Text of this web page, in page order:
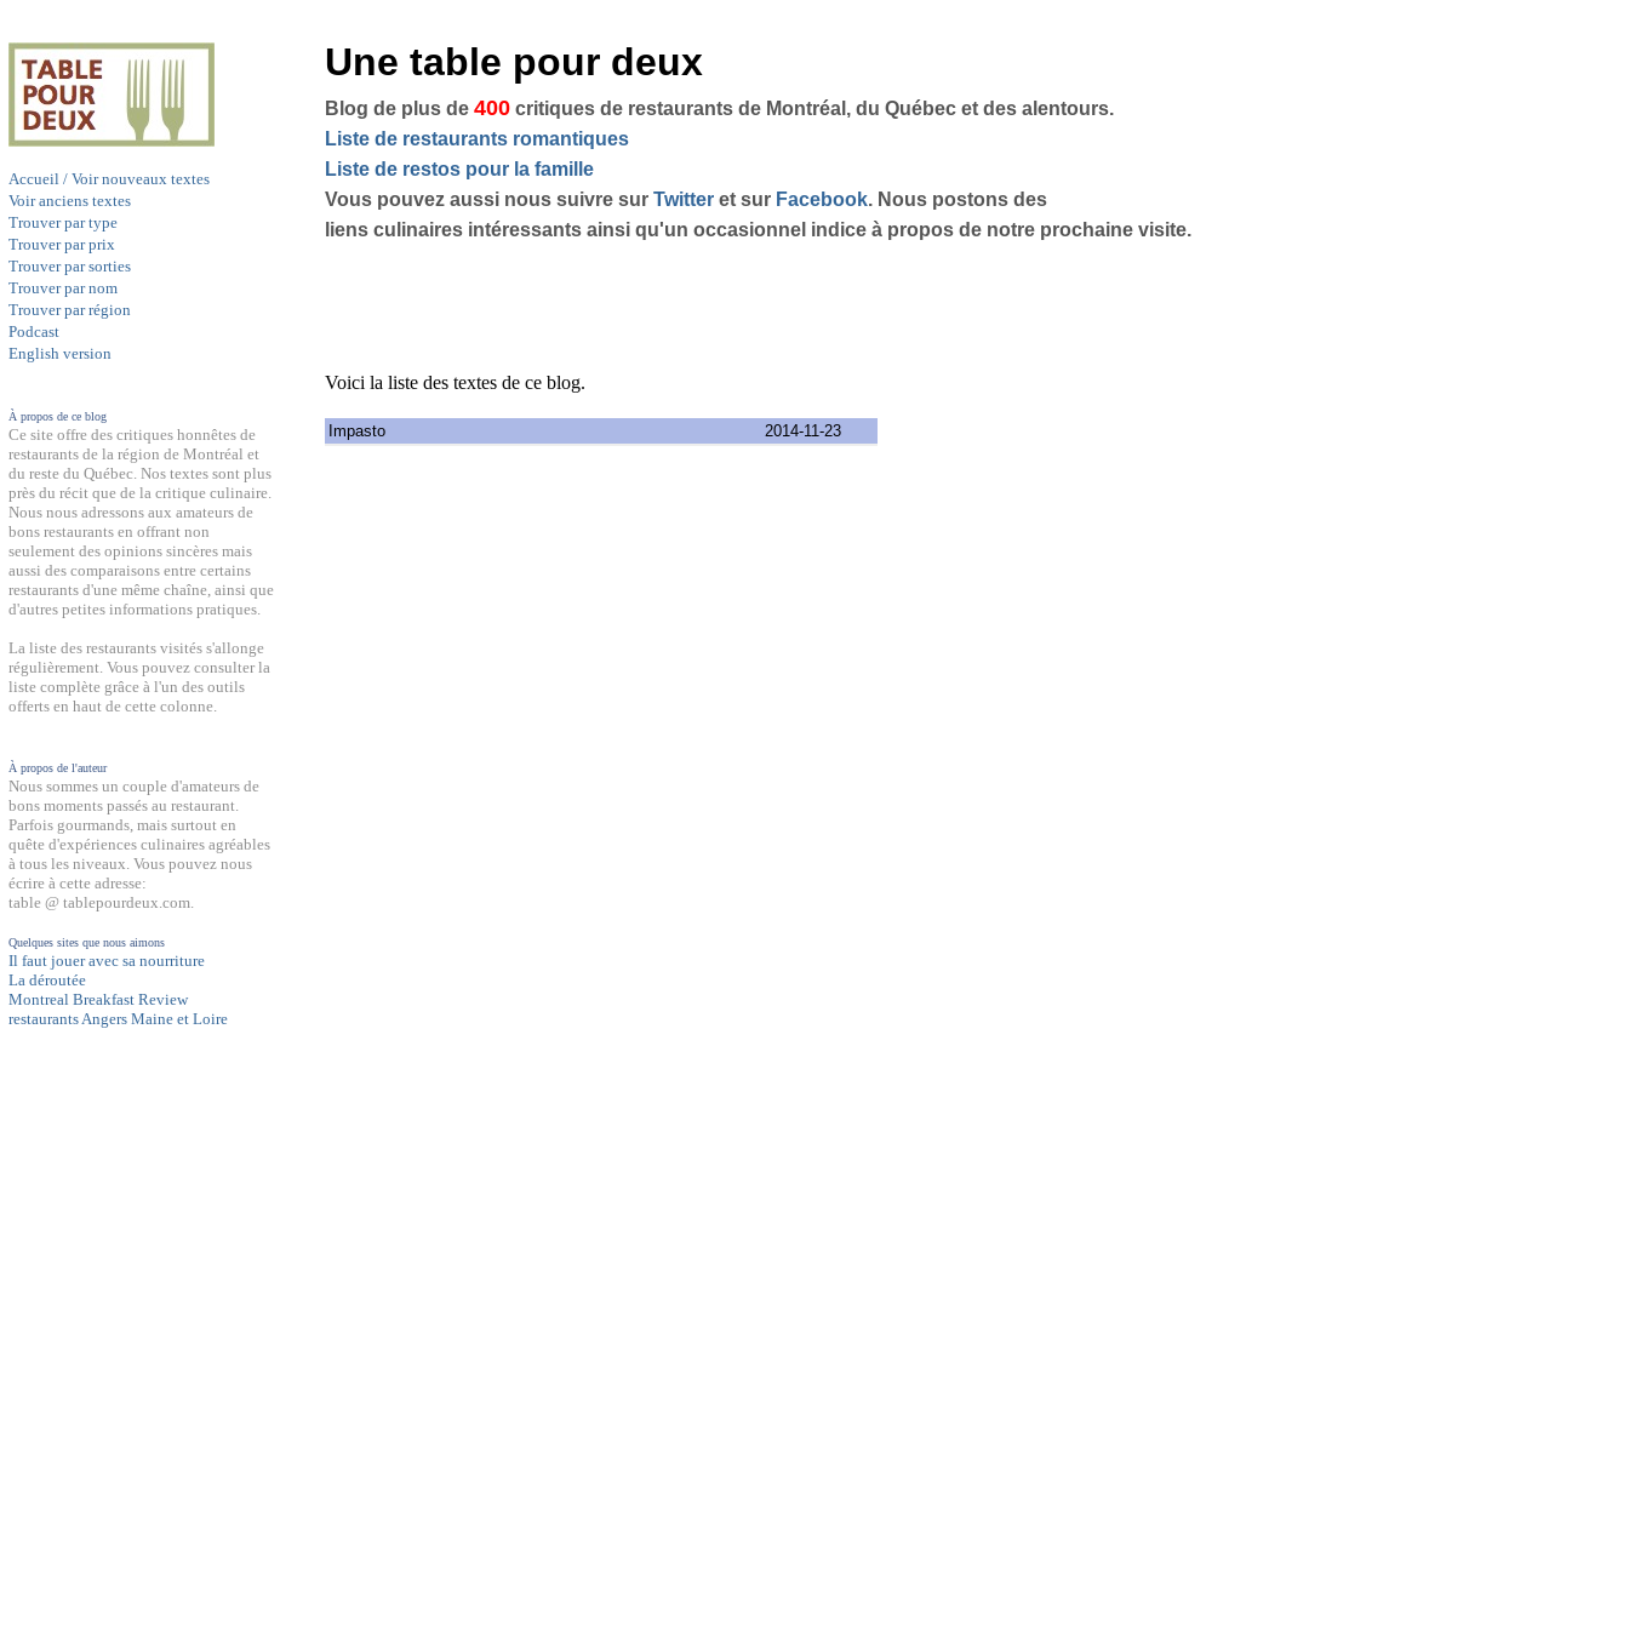
Accueil / Voir nouveaux textes
Voir anciens textes
Trouver par type
Trouver par prix
Trouver par sorties
Trouver par nom
Trouver par région
Podcast
English version
À propos de ce blog
Ce site offre des critiques honnêtes de
restaurants de la région de Montréal et
du reste du Québec. Nos textes sont plus
près du récit que de la critique culinaire.
Nous nous adressons aux amateurs de
bons restaurants en offrant non
seulement des opinions sincères mais
aussi des comparaisons entre certains
restaurants d'une même chaîne, ainsi que
d'autres petites informations pratiques.
La liste des restaurants visités s'allonge
régulièrement. Vous pouvez consulter la
liste complète grâce à l'un des outils
offerts en haut de cette colonne.
À propos de l'auteur
Nous sommes un couple d'amateurs de
bons moments passés au restaurant.
Parfois gourmands, mais surtout en
quête d'expériences culinaires agréables
à tous les niveaux. Vous pouvez nous
écrire à cette adresse:
table @ tablepourdeux.com.
Quelques sites que nous aimons
Il faut jouer avec sa nourriture
La déroutée
Montreal Breakfast Review
restaurants Angers Maine et Loire
Une table pour deux
Blog de plus de 400 critiques de restaurants de Montréal, du Québec et des alentours.
Liste de restaurants romantiques
Liste de restos pour la famille
Vous pouvez aussi nous suivre sur Twitter et sur Facebook. Nous postons des
liens culinaires intéressants ainsi qu'un occasionnel indice à propos de notre prochaine visite.
Voici la liste des textes de ce blog.
Impasto 2014-11-23